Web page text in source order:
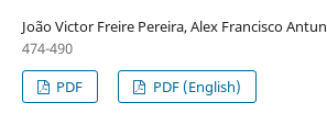
João Victor Freire Pereira, Alex Francisco
474-490
PDF
PDF (English)